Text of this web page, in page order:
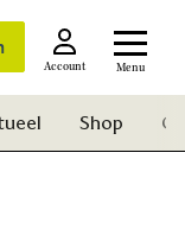
Account Menu
Shop